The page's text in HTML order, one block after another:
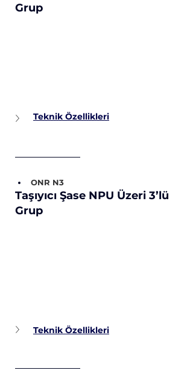
Grup
Teknik Özellikleri
ONR N3
Taşıyıcı Şase NPU Üzeri 3’lü
Grup
Teknik Özellikleri